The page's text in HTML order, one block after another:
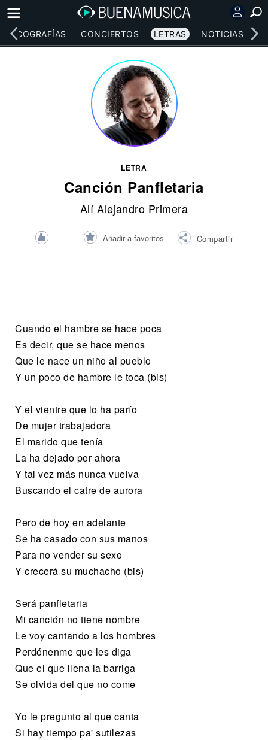
DISCOGRAFÍAS CONCIERTOS LETRAS NOTICIAS
LETRA
Canción Panfletaria
Alí Alejandro Primera
Añadir a favoritos Compartir
Cuando el hambre se hace poca
Es decir, que se hace menos
Que le nace un niño al pueblo
Y un poco de hambre le toca (bis)
Y el vientre que lo ha parío
De mujer trabajadora
El marido que tenía
La ha dejado por ahora
Y tal vez más nunca vuelva
Buscando el catre de aurora
Pero de hoy en adelante
Se ha casado con sus manos
Para no vender su sexo
Y crecerá su muchacho (bis)
Será panfletaria
Mi canción no tiene nombre
Le voy cantando a los hombres
Perdónenme que les diga
Que el que llena la barriga
Se olvida del que no come
Yo le pregunto al que canta
Si hay tiempo pa' sutilezas